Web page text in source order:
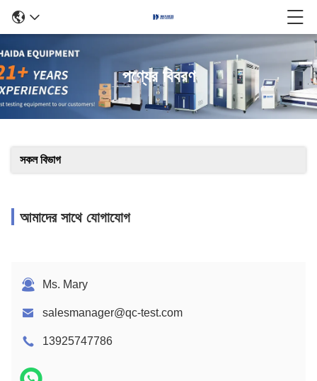
পণ্যের বিবরণ
সকল বিভাগ
আমাদের সাথে যোগাযোগ
Ms. Mary
salesmanager@qc-test.com
13925747786